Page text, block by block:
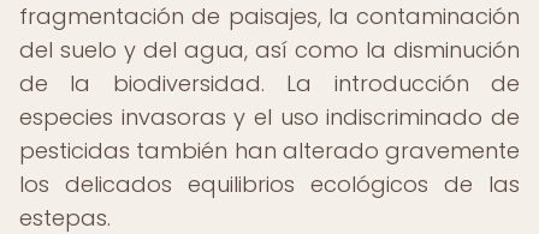
fragmentación de paisajes, la contaminación
del suelo y del agua, así como la disminución
de la biodiversidad. La introducción de
especies invasoras y el uso indiscriminado de
pesticidas también han alterado gravemente
los delicados equilibrios ecológicos de las
estepas.